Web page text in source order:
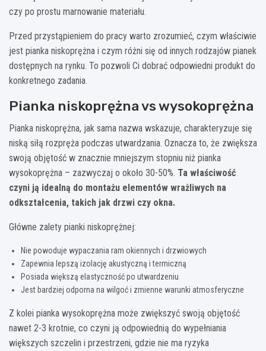
czy po prostu marnowanie materiału.
Przed przystąpieniem do pracy warto zrozumieć, czym właściwie
jest pianka niskoprężna i czym różni się od innych rodzajów pianek
dostępnych na rynku. To pozwoli Ci dobrać odpowiedni produkt do
konkretnego zadania.
Pianka niskoprężna vs wysokoprężna
Pianka niskoprężna, jak sama nazwa wskazuje, charakteryzuje się
niską siłą rozpręża podczas utwardzania. Oznacza to, że zwiększa
swoją objętość w znacznie mniejszym stopniu niż pianka
wysokoprężna – zazwyczaj o około 30-50%. Ta właściwość
czyni ją idealną do montażu elementów wrażliwych na
odkształcenia, takich jak drzwi czy okna.
Główne zalety pianki niskoprężnej:
Nie powoduje wypaczania ram okiennych i drzwiowych
Zapewnia lepszą izolację akustyczną i termiczną
Posiada większą elastyczność po utwardzeniu
Jest bardziej odporna na wilgoć i zmienne warunki atmosferyczne
Z kolei pianka wysokoprężna może zwiększyć swoją objętość
nawet 2-3 krotnie, co czyni ją odpowiednią do wypełniania
większych szczelin i przestrzeni, gdzie nie ma ryzyka